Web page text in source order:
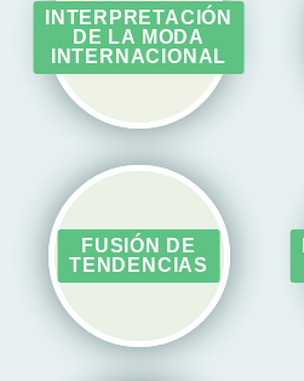
INTERPRETACIÓN
DE LA MODA
INTERNACIONAL
FUSIÓN DE
TENDENCIAS